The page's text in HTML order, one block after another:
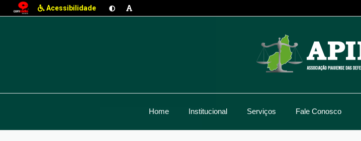
Acessibilidade
Home Institucional Serviços Fale Conosco